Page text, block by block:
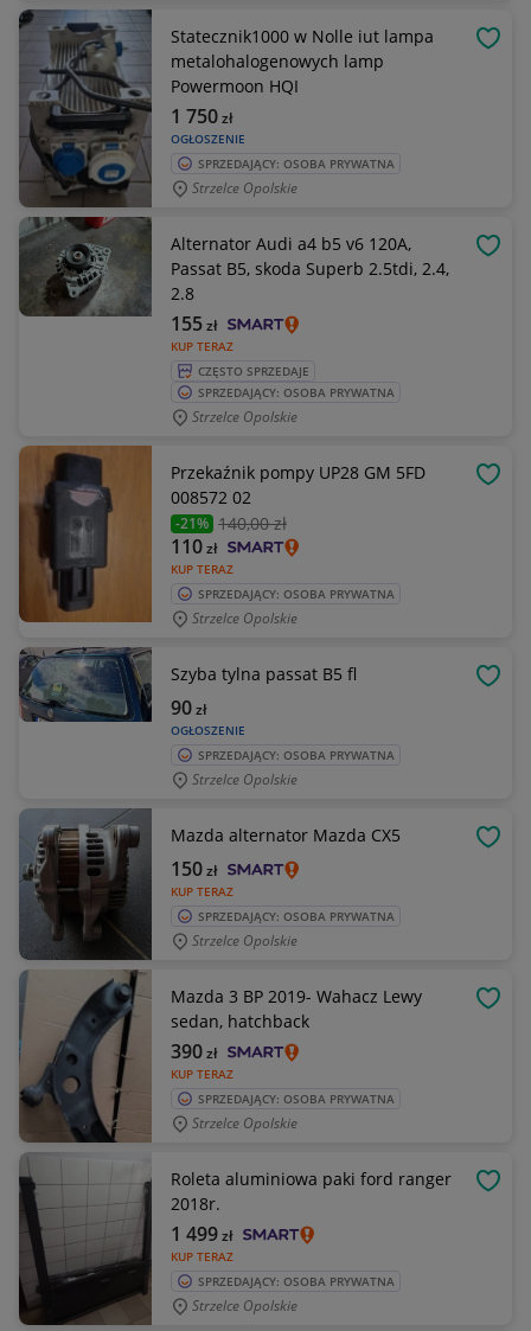
Statecznik1000 w Nolle iut lampa
metalohalogenowych lamp
Powermoon HQI
OGŁOSZENIE
1 750zł
SPRZEDAJĄCY: OSOBA PRYWATNA
Strzelce Opolskie
Alternator Audi a4 b5 v6 120A,
Passat B5, skoda Superb 2.5tdi, 2.4,
2.8
KUP TERAZ
155zł
CZĘSTO SPRZEDAJE
SPRZEDAJĄCY: OSOBA PRYWATNA
Strzelce Opolskie
Przekaźnik pompy UP28 GM 5FD
008572 02
-21% 140,00 zł
KUP TERAZ
110zł
SPRZEDAJĄCY: OSOBA PRYWATNA
Strzelce Opolskie
Szyba tylna passat B5 fl
OGŁOSZENIE
90zł
SPRZEDAJĄCY: OSOBA PRYWATNA
Strzelce Opolskie
Mazda alternator Mazda CX5
KUP TERAZ
150zł
SPRZEDAJĄCY: OSOBA PRYWATNA
Strzelce Opolskie
Mazda 3 BP 2019- Wahacz Lewy
sedan, hatchback
KUP TERAZ
390zł
SPRZEDAJĄCY: OSOBA PRYWATNA
Strzelce Opolskie
Roleta aluminiowa paki ford ranger
2018r.
KUP TERAZ
1 499zł
SPRZEDAJĄCY: OSOBA PRYWATNA
Strzelce Opolskie